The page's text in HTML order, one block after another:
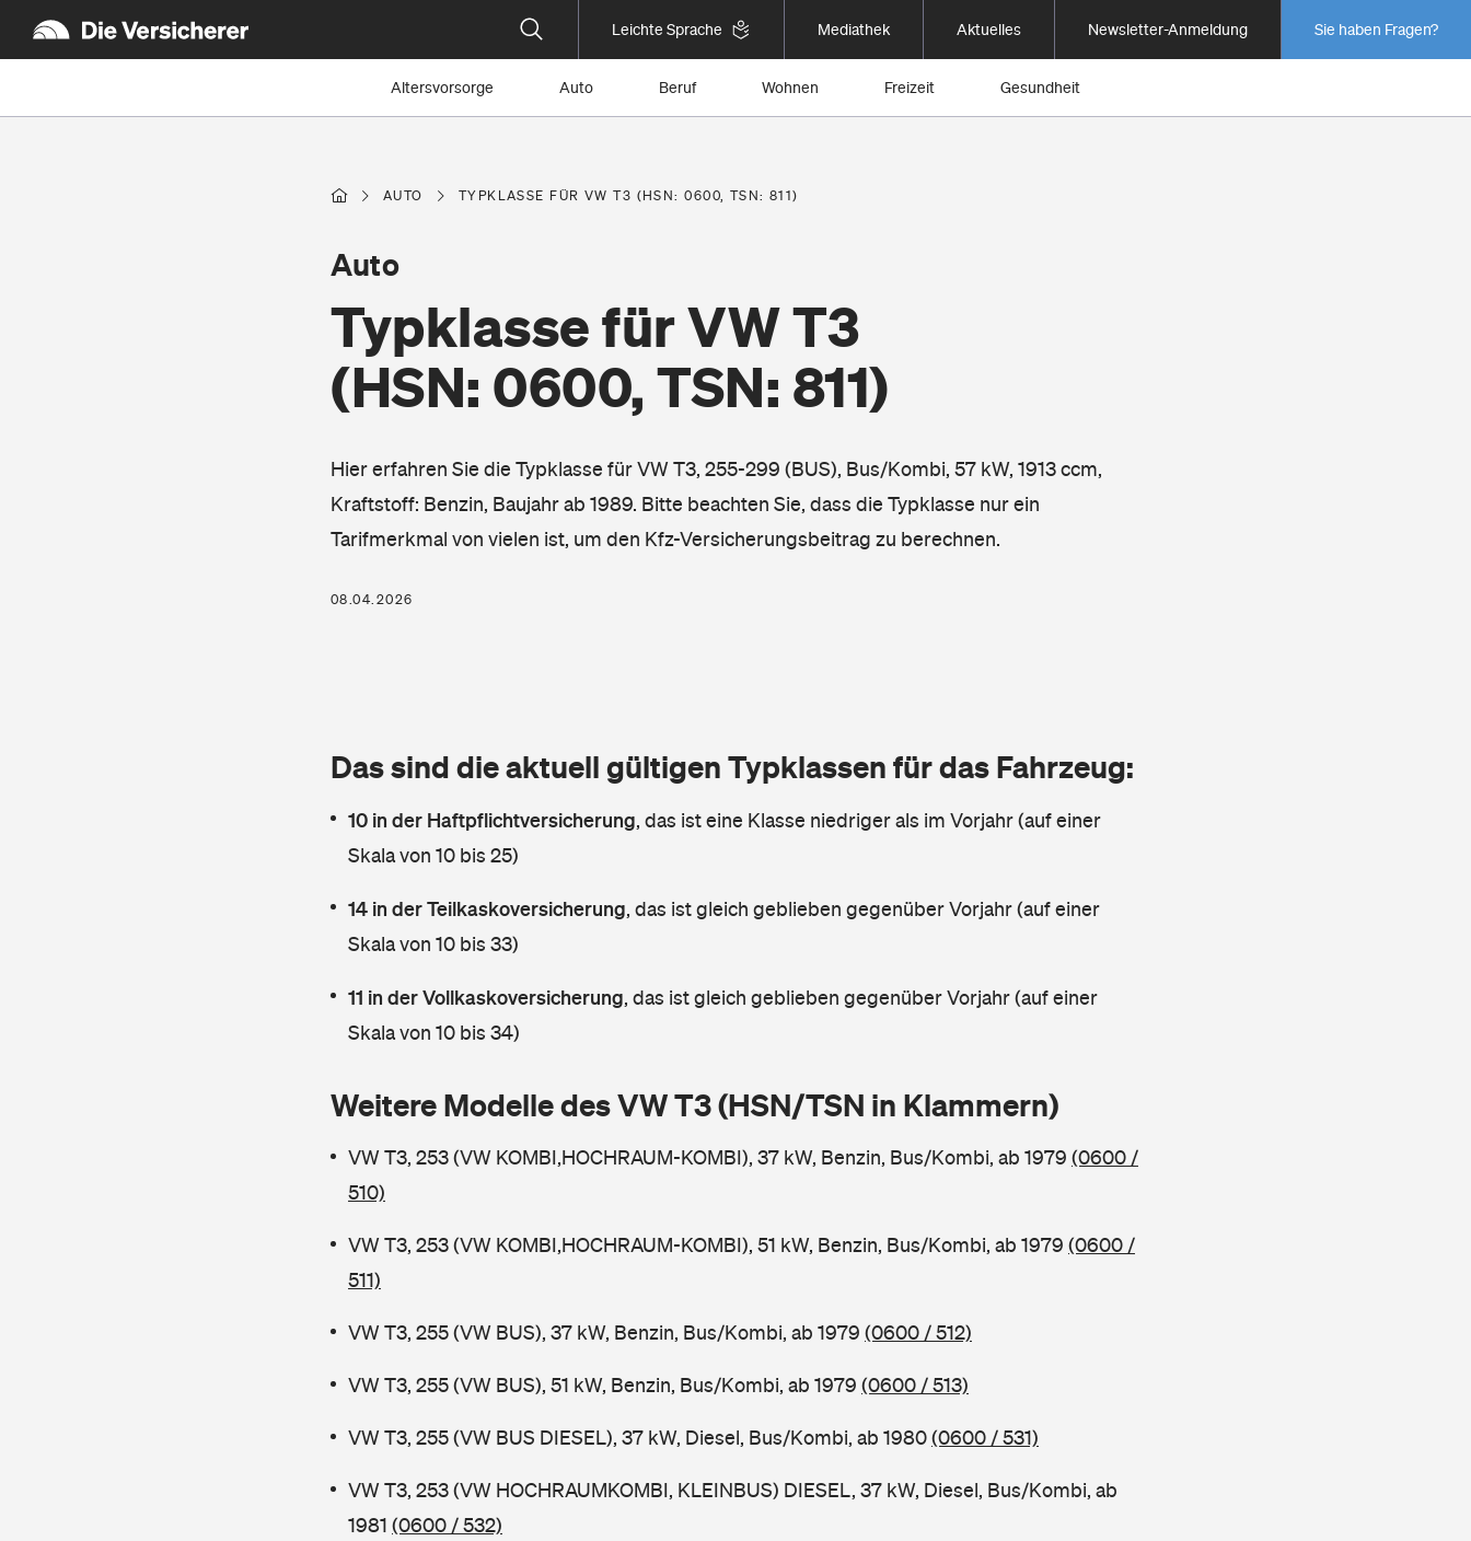
Leichte Sprache Mediathek Aktuelles Newsletter-Anmeldung Sie haben Fragen?
Altersvorsorge Auto Beruf Wohnen Freizeit Gesundheit
AUTO TYPKLASSE FÜR VW T3 (HSN: 0600, TSN: 811)
Typklasse für VW T3
(HSN: 0600, TSN: 811)
Auto
Hier erfahren Sie die Typklasse für VW T3, 255-299 (BUS), Bus/Kombi, 57 kW, 1913 ccm,
Kraftstoff: Benzin, Baujahr ab 1989. Bitte beachten Sie, dass die Typklasse nur ein
Tarifmerkmal von vielen ist, um den Kfz-Versicherungsbeitrag zu berechnen.
08.04.2026
Das sind die aktuell gültigen Typklassen für das Fahrzeug:
10 in der Haftpflichtversicherung, das ist eine Klasse niedriger als im Vorjahr (auf einer
Skala von 10 bis 25)
14 in der Teilkaskoversicherung, das ist gleich geblieben gegenüber Vorjahr (auf einer
Skala von 10 bis 33)
11 in der Vollkaskoversicherung, das ist gleich geblieben gegenüber Vorjahr (auf einer
Skala von 10 bis 34)
Weitere Modelle des VW T3 (HSN/TSN in Klammern)
VW T3, 253 (VW KOMBI,HOCHRAUM-KOMBI), 37 kW, Benzin, Bus/Kombi, ab 1979 (0600 /
510)
VW T3, 253 (VW KOMBI,HOCHRAUM-KOMBI), 51 kW, Benzin, Bus/Kombi, ab 1979 (0600 /
511)
VW T3, 255 (VW BUS), 37 kW, Benzin, Bus/Kombi, ab 1979 (0600 / 512)
VW T3, 255 (VW BUS), 51 kW, Benzin, Bus/Kombi, ab 1979 (0600 / 513)
VW T3, 255 (VW BUS DIESEL), 37 kW, Diesel, Bus/Kombi, ab 1980(0600 / 531)
VW T3, 253 (VW HOCHRAUMKOMBI, KLEINBUS) DIESEL, 37 kW, Diesel, Bus/Kombi, ab
1981 (0600 / 532)